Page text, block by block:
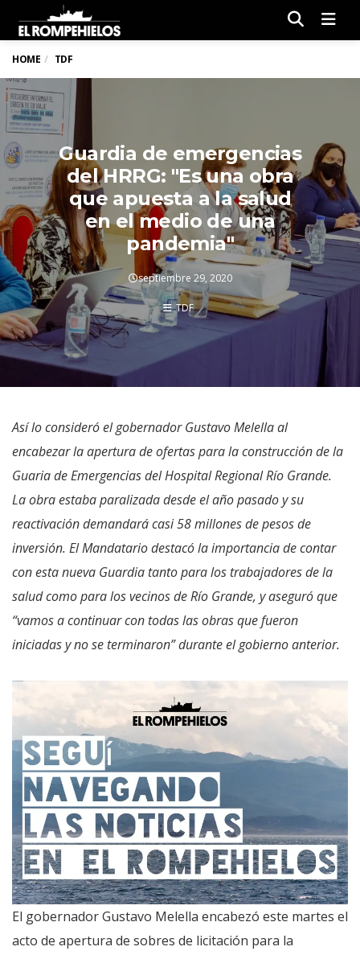
HOME TDF
Guardia de emergencias
del HRRG: "Es una obra
que apuesta a la salud
en el medio de una
pandemia"
septiembre 29, 2020
TDF
Así lo consideró el gobernador Gustavo Melella al
encabezar la apertura de ofertas para la construcción de la
Guaria de Emergencias del Hospital Regional Río Grande.
La obra estaba paralizada desde el año pasado y su
reactivación demandará casi 58 millones de pesos de
inversión. El Mandatario destacó la importancia de contar
con esta nueva Guardia tanto para los trabajadores de la
salud como para los vecinos de Río Grande, y aseguró que
“vamos a continuar con todas las obras que fueron
iniciadas y no se terminaron” durante el gobierno anterior.
El gobernador Gustavo Melella encabezó este martes el
acto de apertura de sobres de licitación para la